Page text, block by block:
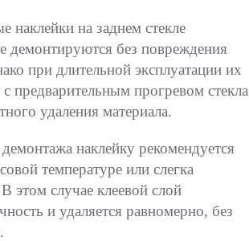
наклейки на заднем стекле
демонтируются без повреждения
при длительной эксплуатации их
предварительным прогревом стекла
удаления материала.
наклейку рекомендуется
температуре или слегка
этом случае клеевой слой
и удаляется равномерно, без